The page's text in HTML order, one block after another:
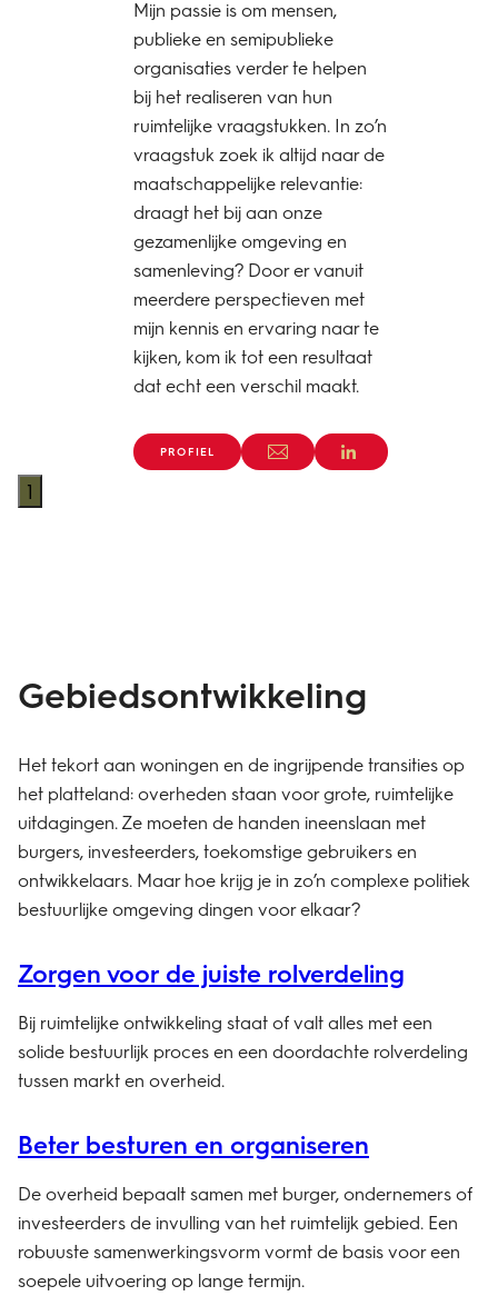
Mijn passie is om mensen,
publieke en semipublieke
organisaties verder te helpen
bij het realiseren van hun
ruimtelijke vraagstukken. In zo’n
vraagstuk zoek ik altijd naar de
maatschappelijke relevantie:
draagt het bij aan onze
gezamenlijke omgeving en
samenleving? Door er vanuit
meerdere perspectieven met
mijn kennis en ervaring naar te
kijken, kom ik tot een resultaat
dat echt een verschil maakt.
PROFIEL
1
Gebiedsontwikkeling
Het tekort aan woningen en de ingrijpende transities op
het platteland: overheden staan voor grote, ruimtelijke
uitdagingen. Ze moeten de handen ineenslaan met
burgers, investeerders, toekomstige gebruikers en
ontwikkelaars. Maar hoe krijg je in zo’n complexe politiek
bestuurlijke omgeving dingen voor elkaar?
Zorgen voor de juiste rolverdeling
Bij ruimtelijke ontwikkeling staat of valt alles met een
solide bestuurlijk proces en een doordachte rolverdeling
tussen markt en overheid.
Beter besturen en organiseren
De overheid bepaalt samen met burger, ondernemers of
investeerders de invulling van het ruimtelijk gebied. Een
robuuste samenwerkingsvorm vormt de basis voor een
soepele uitvoering op lange termijn.